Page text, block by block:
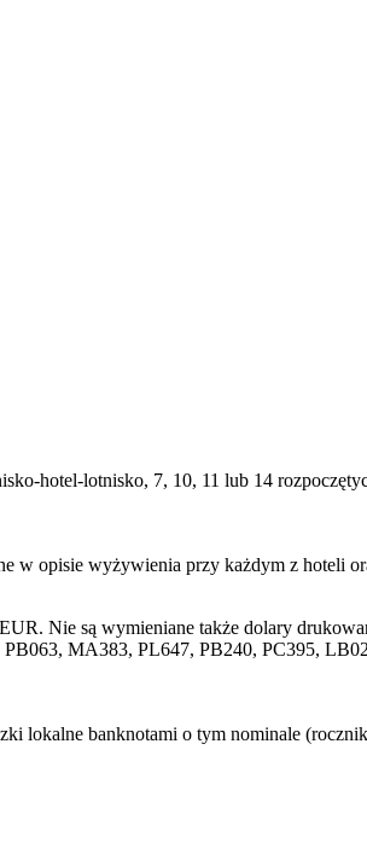
hotel-lotnisko, 7, 10, 11 lub 14
w opisie wyżywienia przy każdym z hoteli
Nie są wymieniane także dolary
MA383, PL647, PB240, PC395,
lokalne banknotami o tym nominale